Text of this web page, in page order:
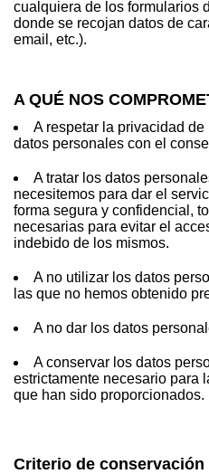
cualquiera de los formularios
donde se recojan datos de
email, etc.).
A QUÉ NOS
A respetar la privacidad
datos personales con el
A tratar los datos
necesitemos para dar el
forma segura y confidencial,
necesarias para evitar el
indebido de los mismos.
A no utilizar los datos
las que no hemos obtenido
A no dar los datos
A conservar los datos
estrictamente necesario para
que han sido proporcionados.
Criterio de